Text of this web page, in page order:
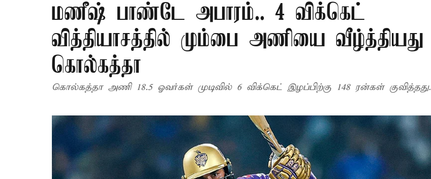
மணீஷ் பாண்டே அபாரம்.. 4 விக்கெட்
வித்தியாசத்தில் மும்பை அணியை வீழ்த்தியது
கொல்கத்தா
கொல்கத்தா அணி 18.5 ஓவர்கள் முடிவில் 6 விக்கெட் இழப்பிற்கு 148 ரன்கள் குவித்தது.